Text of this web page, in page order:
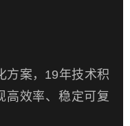
方案，19年技术积
高效率、稳定可复